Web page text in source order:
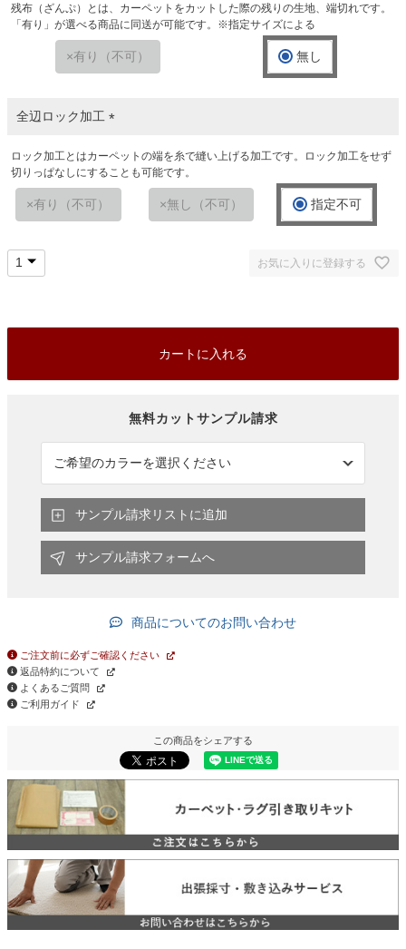
必
須
残布（ざんぷ）とは、カーペットをカットした際の残りの生地、端切れです。
「有り」が選べる商品に同送が可能です。※指定サイズによる
有り（不可） 無し
全辺ロック加工
必
須
ロック加工とはカーペットの端を糸で縫い上げる加工です。ロック加工をせず
切りっぱなしにすることも可能です。
有り（不可） 無し（不可） 指定不可
お気に入りに登録する
カートに入れる
サンプル請求リストに追加
サンプル請求フォームへ
商品についてのお問い合わせ
ご注文前に必ずご確認ください
返品特約について
よくあるご質問
ご利用ガイド
この商品をシェアする